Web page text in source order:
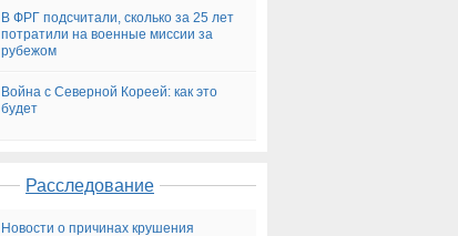
В ФРГ подсчитали, сколько за 25 лет
потратили на военные миссии за
рубежом
Война с Северной Кореей: как это
будет
Расследование
Новости о причинах крушения